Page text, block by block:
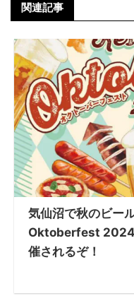
関連記事
気仙沼で秋のビー
Oktoberfest 2024
催されるぞ！